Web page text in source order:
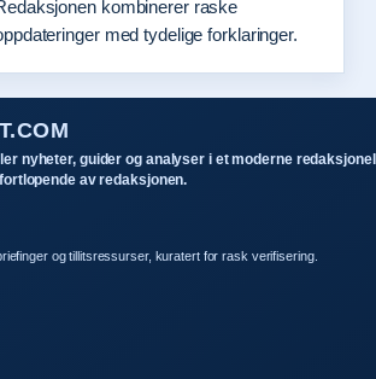
kombinerer raske
med tydelige forklaringer.
nyheter, guider og analyser i et moderne
av redaksjonen.
og tillitsressurser, kuratert for rask verifisering.